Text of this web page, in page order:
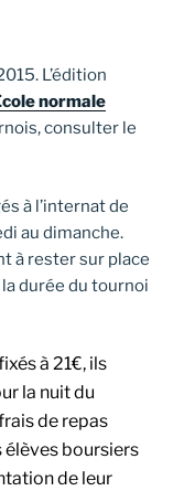
L’édition
normale
consulter le
à l’internat de
au dimanche.
à rester sur place
durée du tournoi
à 21€, ils
la nuit du
de repas
boursiers
de leur